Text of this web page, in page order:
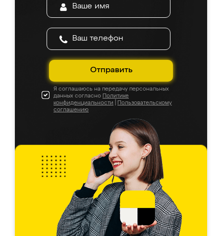
Отправить
Я соглашаюсь на передачу персональных
данных согласно Политике
конфиденциальности
Пользовательскому
соглашению